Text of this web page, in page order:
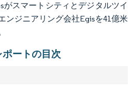
がスマートシティとデジタルツイ
ンジニアリング会社Egisを41億米
ートの目次